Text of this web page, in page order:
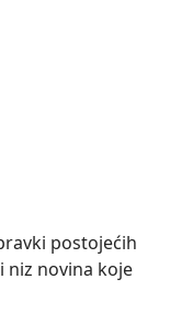
postojećih
niz novina koje